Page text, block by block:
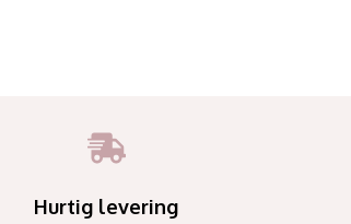
Hurtig levering